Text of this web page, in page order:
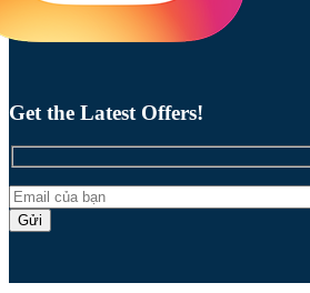
Get the Latest Offers!